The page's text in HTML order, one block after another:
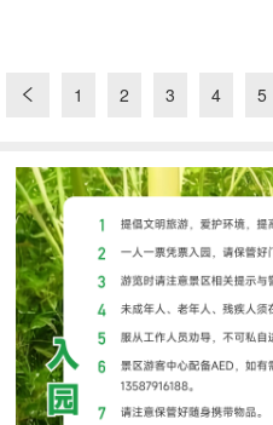
1 2 3 4 5